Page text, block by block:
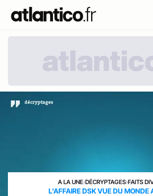
A LA UNE›DÉCRYPTAGES›FAITS
L'AFFAIRE DSK VUE DU MONDE